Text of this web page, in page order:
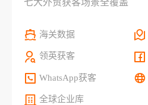
海关数据
领英获客
WhatsApp获客
全球企业库